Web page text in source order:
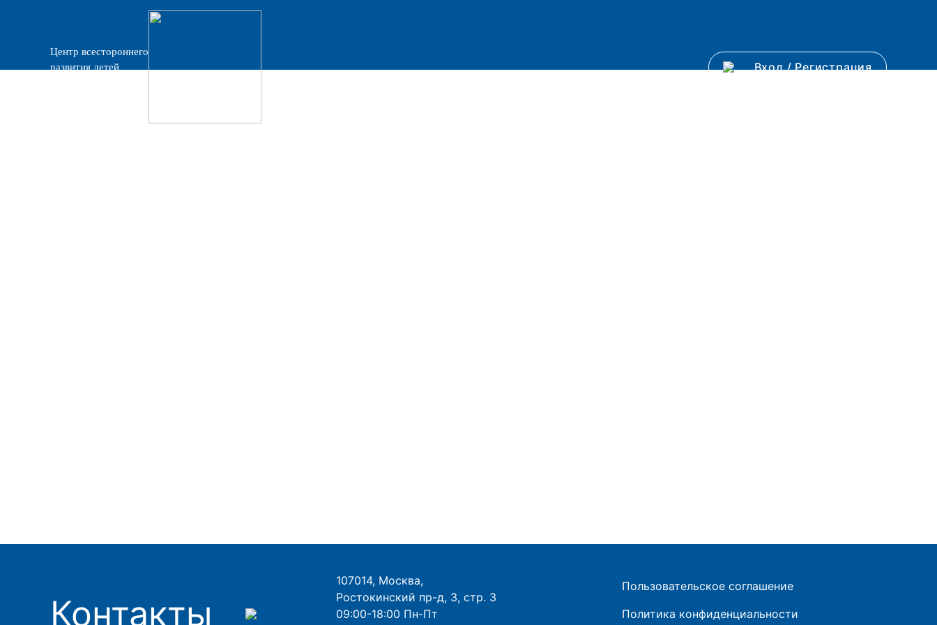
Центр всестороннего
развития детей
Вход/Регистрация
Контакты
107014, Москва,
Ростокинский пр-д, 3, стр. 3
09:00-18:00 Пн-Пт
Пользовательское соглашение
Политика конфиденциальности